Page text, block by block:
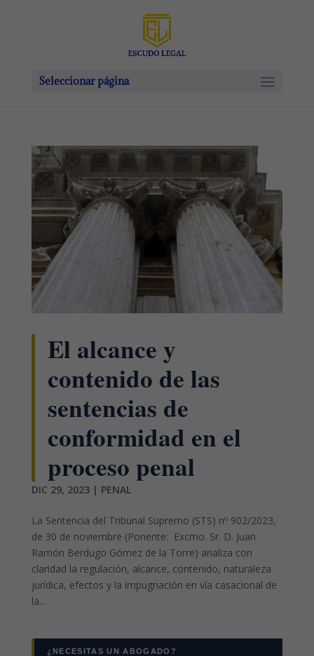
Seleccionar página
El alcance y
contenido de las
sentencias de
conformidad en el
proceso penal
DIC 29, 2023| PENAL
La Sentencia del Tribunal Supremo (STS) nº 902/2023,
de 30 de noviembre (Ponente: Excmo. Sr. D. Juan
Ramón Berdugo Gómez de la Torre) analiza con
claridad la regulación, alcance, contenido, naturaleza
jurídica, efectos y la impugnación en vía casacional de
la...
¿NECESITAS UN ABOGADO?